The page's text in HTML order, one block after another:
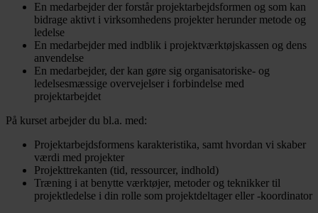
En medarbejder der forstår projektarbejdsformen og som kan
bidrage aktivt i virksomhedens projekter herunder metode og
ledelse
En medarbejder med indblik i projektværktøjskassen og dens
anvendelse
En medarbejder, der kan gøre sig organisatoriske- og
ledelsesmæssige overvejelser i forbindelse med
projektarbejdet
På kurset arbejder du bl.a. med:
Projektarbejdsformens karakteristika, samt hvordan vi skaber
værdi med projekter
Projekttrekanten (tid, ressourcer, indhold)
Træning i at benytte værktøjer, metoder og teknikker til
projektledelse i din rolle som projektdeltager eller -koordinator